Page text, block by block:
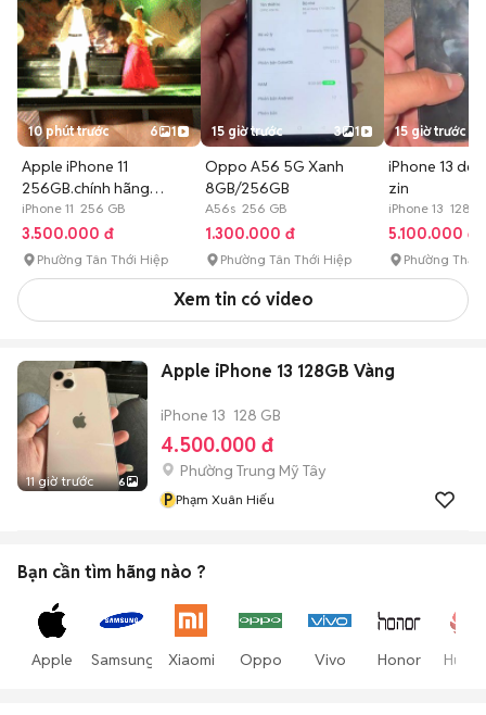
10 phút trước 6 1
Apple iPhone 11
256GB.chính hãng
VN.nguyên zin
iPhone 11 256 GB
3.500.000 đ
Phường Tân Thới Hiệp
15 giờ trước 3 1
Oppo A56 5G Xanh
8GB/256GB
A56s 256 GB
1.300.000 đ
Phường Tân Thới Hiệp
15 giờ trước
iPhone 13
zin
iPhone 13 128
5.100.000 đ
Phường
Xem tin có video
11 giờ trước 6
Apple iPhone 13 128GB Vàng
iPhone 13 128 GB
4.500.000 đ
Phường Trung Mỹ Tây
P Phạm Xuân Hiếu
Bạn cần tìm hãng nào ?
Apple Samsung Xiaomi Oppo Vivo Honor